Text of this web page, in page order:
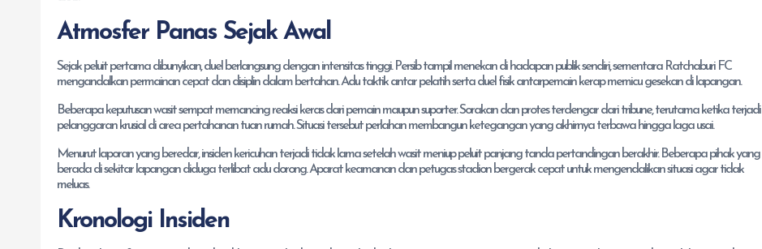
Atmosfer Panas Sejak Awal
Sejak peluit pertama dibunyikan, duel berlangsung dengan intensitas tinggi. Persib tampil menekan di hadapan publik sendiri, sementara Ratchaburi FC
mengandalkan permainan cepat dan disiplin dalam bertahan. Adu taktik antar pelatih serta duel fisik antarpemain kerap memicu gesekan di lapangan.
Beberapa keputusan wasit sempat memancing reaksi keras dari pemain maupun suporter. Sorakan dan protes terdengar dari tribune, terutama ketika terjadi
pelanggaran krusial di area pertahanan tuan rumah. Situasi tersebut perlahan membangun ketegangan yang akhirnya terbawa hingga laga usai.
Menurut laporan yang beredar, insiden kericuhan terjadi tidak lama setelah wasit meniup peluit panjang tanda pertandingan berakhir. Beberapa pihak yang
berada di sekitar lapangan diduga terlibat adu dorong. Aparat keamanan dan petugas stadion bergerak cepat untuk mengendalikan situasi agar tidak
meluas.
Kronologi Insiden